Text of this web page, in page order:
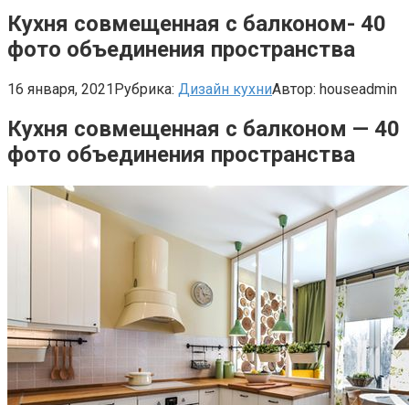
Кухня совмещенная с балконом- 40
фото объединения пространства
16 января, 2021Рубрика: Дизайн кухниАвтор: houseadmin
Кухня совмещенная с балконом — 40
фото объединения пространства